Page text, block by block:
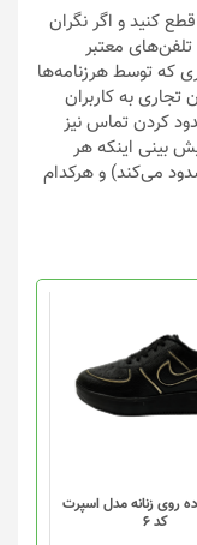
کنید و اگر نگران
معتبر
که توسط هرزنامه‌ها
به کاربران
کردن تماس نیز
بینی اینکه هر
می‌کند) و هرکدام
روی زنانه مدل اسپرت
کد 6